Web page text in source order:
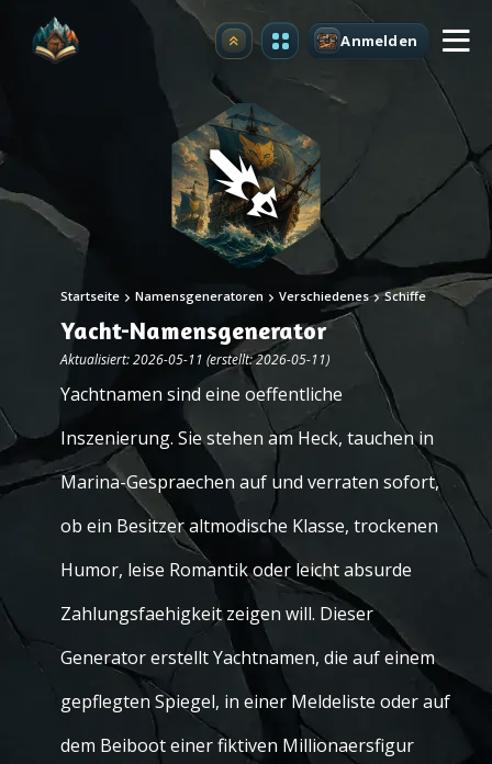
Upgrade Anmelden
Startseite Namensgeneratoren Verschiedenes Schiffe
Yacht-Namensgenerator
Aktualisiert: 2026-05-11 (erstellt: 2026-05-11)
Yachtnamen sind eine oeffentliche
Inszenierung. Sie stehen am Heck, tauchen in
Marina-Gespraechen auf und verraten sofort,
ob ein Besitzer altmodische Klasse, trockenen
Humor, leise Romantik oder leicht absurde
Zahlungsfaehigkeit zeigen will. Dieser
Generator erstellt Yachtnamen, die auf einem
gepflegten Spiegel, in einer Meldeliste oder auf
dem Beiboot einer fiktiven Millionaersfigur